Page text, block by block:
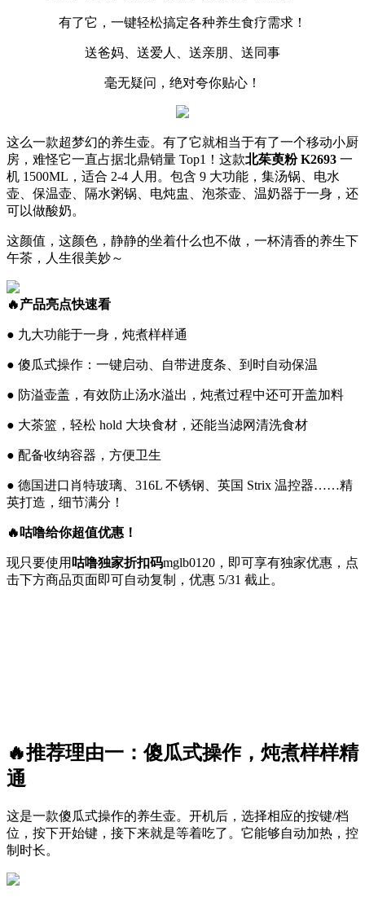
有了它，一键轻松搞定各种养生食疗需求！
送爸妈、送爱人、送亲朋、送同事
毫无疑问，绝对夸你贴心！
这么一款超梦幻的养生壶。有了它就相当于有了一个移动小厨
房，难怪它一直占据北鼎销量 Top1！这款北茱萸粉 K2693 一
机 1500ML，适合 2-4 人用。包含 9 大功能，集汤锅、电水
壶、保温壶、隔水粥锅、电炖盅、泡茶壶、温奶器于一身，还
可以做酸奶。
这颜值，这颜色，静静的坐着什么也不做，一杯清香的养生下
午茶，人生很美妙～
🔥产品亮点快速看
● 九大功能于一身，炖煮样样通
● 傻瓜式操作：一键启动、自带进度条、到时自动保温
● 防溢壶盖，有效防止汤水溢出，炖煮过程中还可开盖加料
● 大茶篮，轻松 hold 大块食材，还能当滤网清洗食材
● 配备收纳容器，方便卫生
● 德国进口肖特玻璃、316L 不锈钢、英国 Strix 温控器……精
英打造，细节满分！
🔥咕噜给你超值优惠！
现只要使用 咕噜独家折扣码mglb0120 ，即可享有独家优惠，点
击下方商品页面即可自动复制，优惠 5/31 截止。
🔥推荐理由一：傻瓜式操作，炖煮样样精
通
这是一款傻瓜式操作的养生壶。开机后，选择相应的按键/档
位，按下开始键，接下来就是等着吃了。它能够自动加热，控
制时长。